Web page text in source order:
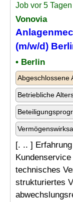
Job vor 5
Vonovia
(m/w/d)
• Berlin
Abgeschlossene
Betriebliche
[. .. ]
technisches
strukturiertes